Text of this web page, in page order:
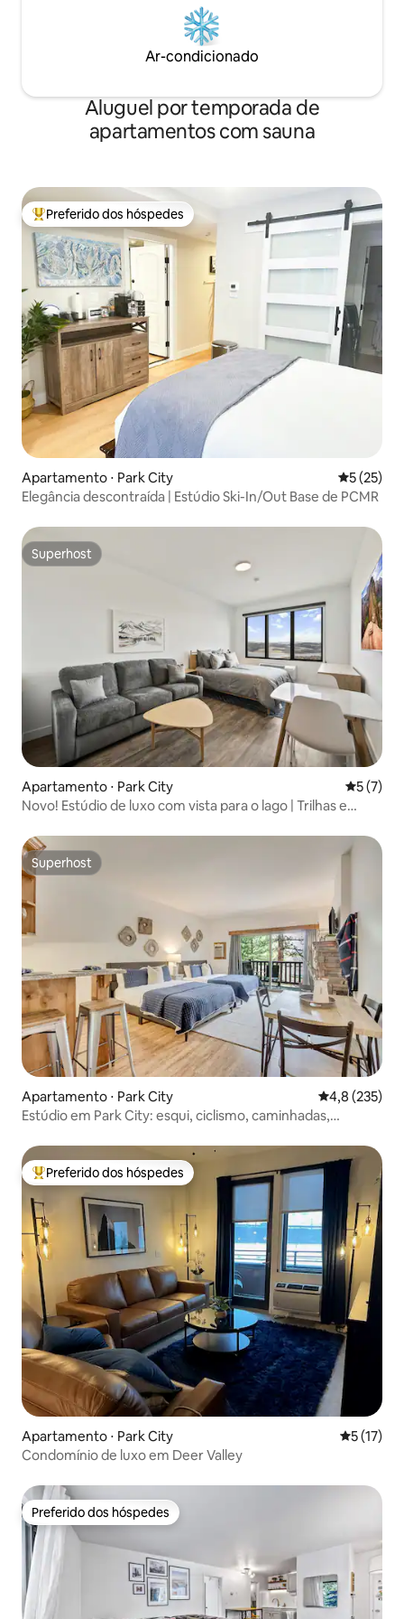
Ar-condicionado
Aluguel por temporada de
apartamentos com sauna
Entre os melhores preferidos dos hóspedes
Preferido dos hóspedes
Apartamento ⋅ Park City 5 de uma
5 (25)
Elegância descontraída | Estúdio Ski-In/Out Base de PCMR
Superhost
Superhost
Apartamento ⋅ Park City 5 de
5 (7)
Novo! Estúdio de luxo com vista para o lago | Trilhas e
Superhost
Superhost
Apartamento ⋅ Park City 4,8 de uma
4,8 (235)
Estúdio em Park City: esqui, ciclismo, caminhadas,
Entre os melhores preferidos dos hóspedes
Preferido dos hóspedes
Apartamento ⋅ Park City 5 de uma
5 (17)
Condomínio de luxo em Deer Valley
Preferido dos hóspedes
Preferido dos hóspedes